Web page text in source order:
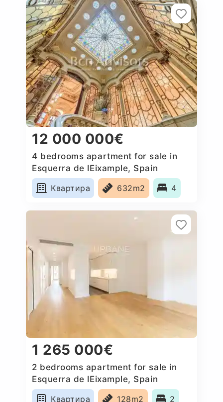
12 000 000€
4 bedrooms apartment for sale in
Esquerra de lEixample, Spain
Квартира
632m2 4
1 265 000€
2 bedrooms apartment for sale in
Esquerra de lEixample, Spain
Квартира
128m2 2